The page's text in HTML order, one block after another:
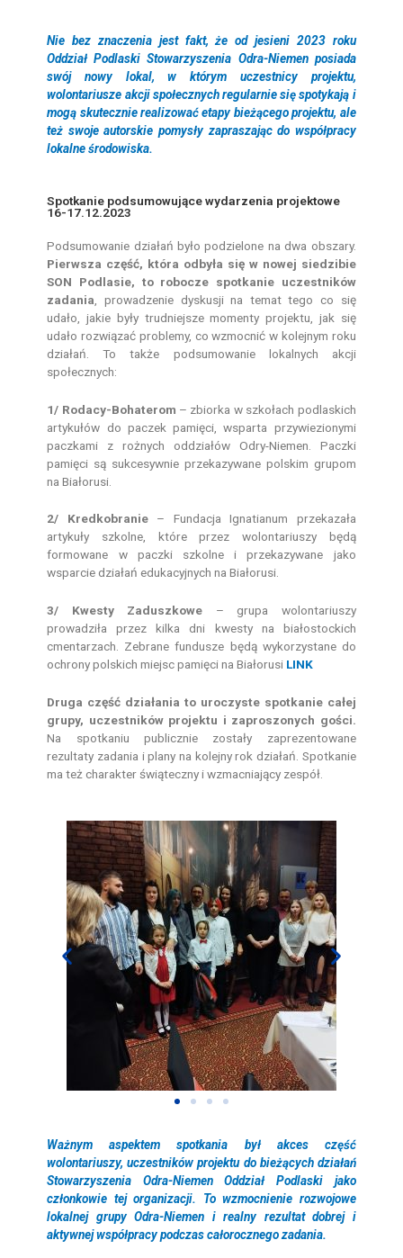
Nie bez znaczenia jest fakt, że od jesieni 2023 roku
Oddział Podlaski Stowarzyszenia Odra-Niemen posiada
swój nowy lokal, w którym uczestnicy projektu,
wolontariusze akcji społecznych regularnie się spotykają i
mogą skutecznie realizować etapy bieżącego projektu, ale
też swoje autorskie pomysły zapraszając do współpracy
lokalne środowiska.
Spotkanie podsumowujące wydarzenia projektowe
16-17.12.2023
Podsumowanie działań było podzielone na dwa obszary.
Pierwsza część, która odbyła się w nowej siedzibie
SON Podlasie, to robocze spotkanie uczestników
zadania , prowadzenie dyskusji na temat tego co się
udało, jakie były trudniejsze momenty projektu, jak się
udało rozwiązać problemy, co wzmocnić w kolejnym roku
działań. To także podsumowanie lokalnych akcji
społecznych:
1/ Rodacy-Bohaterom – zbiorka w szkołach podlaskich
artykułów do paczek pamięci, wsparta przywiezionymi
paczkami z rożnych oddziałów Odry-Niemen. Paczki
pamięci są sukcesywnie przekazywane polskim grupom
na Białorusi.
2/ Kredkobranie– Fundacja Ignatianum przekazała
artykuły szkolne, które przez wolontariuszy będą
formowane w paczki szkolne i przekazywane jako
wsparcie działań edukacyjnych na Białorusi.
3/ Kwesty Zaduszkowe – grupa wolontariuszy
prowadziła przez kilka dni kwesty na białostockich
cmentarzach. Zebrane fundusze będą wykorzystane do
ochrony polskich miejsc pamięci na Białorusi LINK
Druga część działania to uroczyste spotkanie całej
grupy, uczestników projektu i zaproszonych gości.
Na spotkaniu publicznie zostały zaprezentowane
rezultaty zadania i plany na kolejny rok działań. Spotkanie
ma też charakter świąteczny i wzmacniający zespół.
Ważnym aspektem spotkania był akces część
wolontariuszy, uczestników projektu do bieżących działań
Stowarzyszenia Odra-Niemen Oddział Podlaski jako
członkowie tej organizacji. To wzmocnienie rozwojowe
lokalnej grupy Odra-Niemen i realny rezultat dobrej i
aktywnej współpracy podczas całorocznego zadania.